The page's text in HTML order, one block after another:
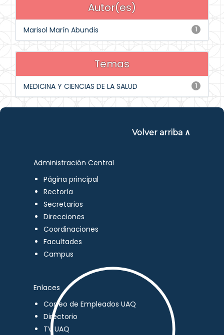
Autor(es)
1
Marisol Marín Abundis
Temas
1
MEDICINA Y CIENCIAS DE LA SALUD
Volver arriba ∧
Administración Central
Página principal
Rectoría
Secretarios
Direcciones
Coordinaciones
Facultades
Campus
Enlaces
Correo de Empleados UAQ
Directorio
TV UAQ